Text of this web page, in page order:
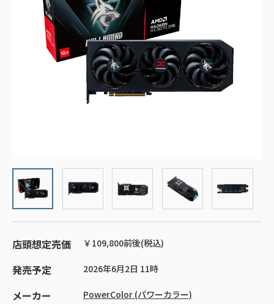
店頭想定売価 ￥109,800前後(税込)
発売予定 2026年6月2日 11時
メーカー PowerColor (パワーカラー)